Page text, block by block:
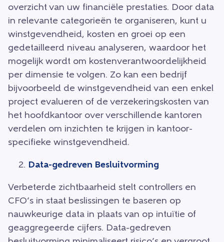
overzicht van uw financiële prestaties. Door data
in relevante categorieën te organiseren, kunt u
winstgevendheid, kosten en groei op een
gedetailleerd niveau analyseren, waardoor het
mogelijk wordt om kostenverantwoordelijkheid
per dimensie te volgen. Zo kan een bedrijf
bijvoorbeeld de winstgevendheid van een enkel
project evalueren of de verzekeringskosten van
het hoofdkantoor over verschillende kantoren
verdelen om inzichten te krijgen in kantoor-
specifieke winstgevendheid.
Data-gedreven Besluitvorming
Verbeterde zichtbaarheid stelt controllers en
CFO’s in staat beslissingen te baseren op
nauwkeurige data in plaats van op intuïtie of
geaggregeerde cijfers. Data-gedreven